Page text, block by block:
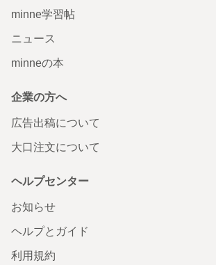
minne学習帖
ニュース
minneの本
企業の方へ
広告出稿について
大口注文について
ヘルプセンター
お知らせ
ヘルプとガイド
利用規約